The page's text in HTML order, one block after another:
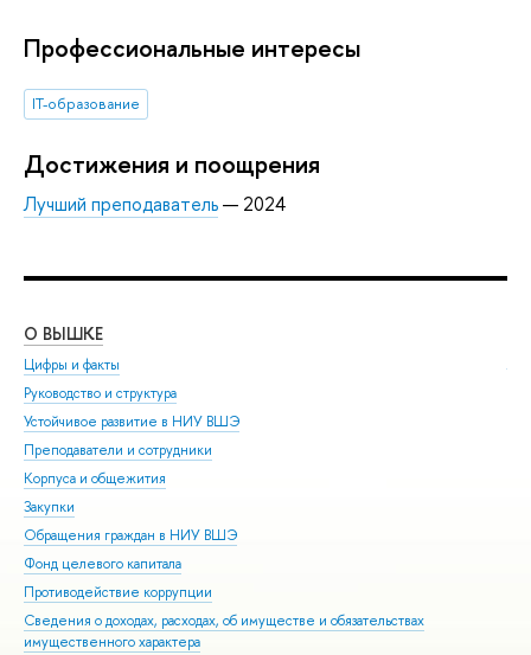
Профессиональные интересы
IT-образование
Достижения и поощрения
Лучший преподаватель— 2024
О ВЫШКЕ
Цифры и факты
Руководство и структура
Устойчивое развитие в НИУ ВШЭ
Преподаватели и сотрудники
Корпуса и общежития
Закупки
Обращения граждан в НИУ ВШЭ
Фонд целевого капитала
Противодействие коррупции
Сведения о доходах, расходах, об имуществе и обязательствах
имущественного характера